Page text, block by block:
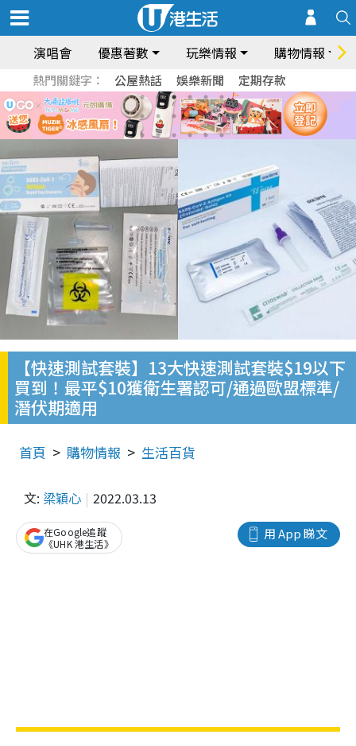
演唱會 優惠著數 玩樂情報 購物情報
熱門關鍵字： 公屋熱話 娛樂新聞 定期存款
【快速測試套裝】13大快速測試套裝$19以下
買到！最平$10獲衛生署認可/通過歐盟標準/
潛伏期適用
首頁 購物情報 生活百貨
文: 梁穎心 2022.03.13
用 App 睇文
在Google追蹤
《UHK 港生活》